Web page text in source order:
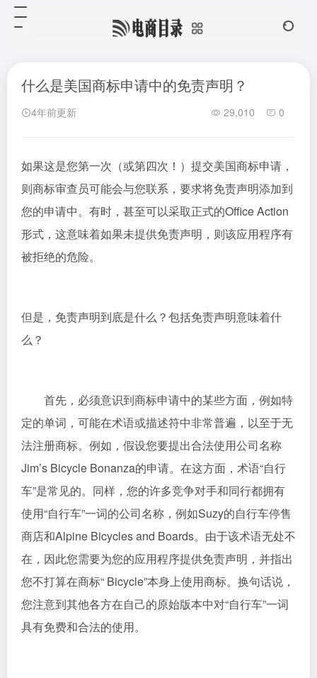
什么是美国商标申请中的免责声明？
4年前更新 29,010 0
如果这是您第一次（或第四次！）提交美国商标申请，
则商标审查员可能会与您联系，要求将免责声明添加到
您的申请中。有时，甚至可以采取正式的Office Action
形式，这意味着如果未提供免责声明，则该应用程序有
被拒绝的危险。
但是，免责声明到底是什么？包括免责声明意味着什
么？
首先，必须意识到商标申请中的某些方面，例如特
定的单词，可能在术语或描述符中非常普遍，以至于无
法注册商标。例如，假设您要提出合法使用公司名称
Jim’s Bicycle Bonanza的申请。在这方面，术语“自行
车”是常见的。同样，您的许多竞争对手和同行都拥有
使用“自行车”一词的公司名称，例如Suzy的自行车停售
商店和Alpine Bicycles and Boards。由于该术语无处不
在，因此您需要为您的应用程序提供免责声明，并指出
您不打算在商标“ Bicycle”本身上使用商标。换句话说，
您注意到其他各方在自己的原始版本中对“自行车”一词
具有免费和合法的使用。